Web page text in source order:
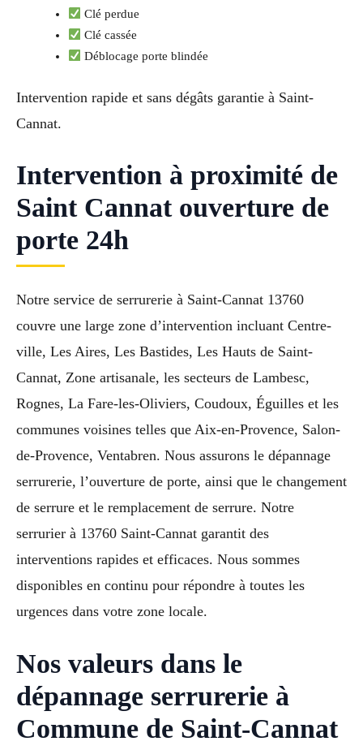
Clé perdue
Clé cassée
Déblocage porte blindée
Intervention rapide et sans dégâts garantie à Saint-
Cannat.
Intervention à proximité de
Saint Cannat ouverture de
porte 24h
Notre service de serrurerie à Saint-Cannat 13760
couvre une large zone d’intervention incluant Centre-
ville, Les Aires, Les Bastides, Les Hauts de Saint-
Cannat, Zone artisanale, les secteurs de Lambesc,
Rognes, La Fare-les-Oliviers, Coudoux, Éguilles et les
communes voisines telles que Aix-en-Provence, Salon-
de-Provence, Ventabren. Nous assurons le dépannage
serrurerie, l’ouverture de porte, ainsi que le changement
de serrure et le remplacement de serrure. Notre
serrurier à 13760 Saint-Cannat garantit des
interventions rapides et efficaces. Nous sommes
disponibles en continu pour répondre à toutes les
urgences dans votre zone locale.
Nos valeurs dans le
dépannage serrurerie à
Commune de Saint-Cannat